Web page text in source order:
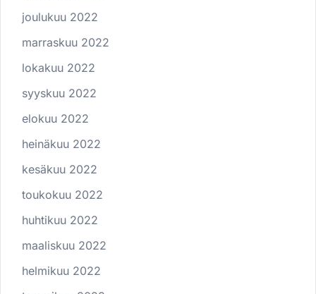
joulukuu 2022
marraskuu 2022
lokakuu 2022
syyskuu 2022
elokuu 2022
heinäkuu 2022
kesäkuu 2022
toukokuu 2022
huhtikuu 2022
maaliskuu 2022
helmikuu 2022